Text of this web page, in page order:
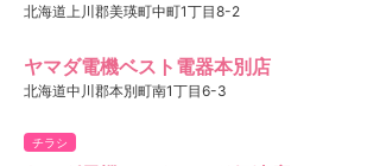
北海道上川郡美瑛町中町1丁目8-2
ヤマダ電機ベスト電器本別店
北海道中川郡本別町南1丁目6-3
チラシ